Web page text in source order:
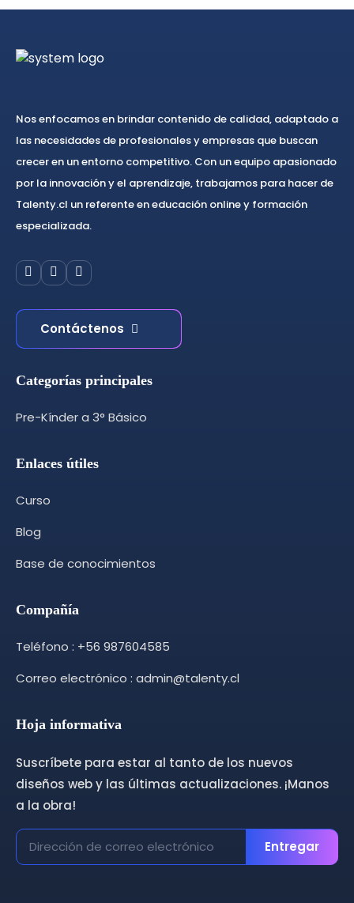
Nos enfocamos en brindar contenido de calidad, adaptado a
las necesidades de profesionales y empresas que buscan
crecer en un entorno competitivo. Con un equipo apasionado
por la innovación y el aprendizaje, trabajamos para hacer de
Talenty.cl un referente en educación online y formación
especializada.
Contáctenos
Categorías principales
Pre-Kínder a 3° Básico
Enlaces útiles
Curso
Blog
Base de conocimientos
Compañía
Teléfono : +56 987604585
Correo electrónico : admin@talenty.cl
Hoja informativa
Suscríbete para estar al tanto de los nuevos
diseños web y las últimas actualizaciones. ¡Manos
a la obra!
Entregar